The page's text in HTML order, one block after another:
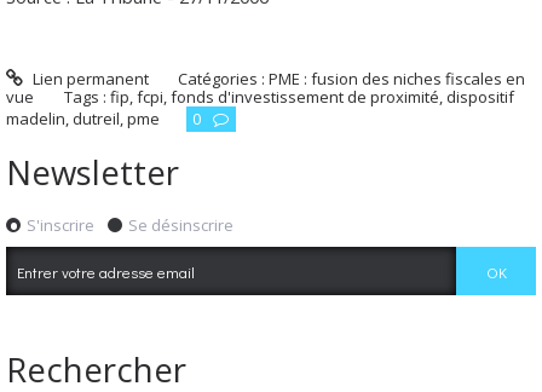
Lien permanent Catégories :PME : fusion des niches fiscales en
vue
Tags : fip,fcpi,fonds d'investissement de proximité, dispositif
madelin, dutreil,pme 0
Newsletter
S'inscrire Se désinscrire
Rechercher